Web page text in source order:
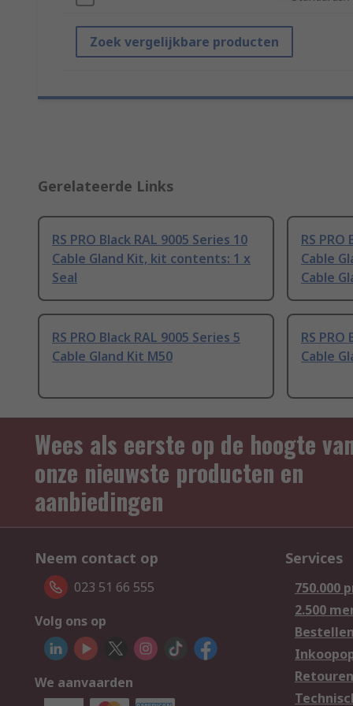
Zoek vergelijkbare producten
Gerelateerde Links
RS PRO Black RAL 9005 Series 10
Cable Gland Kit, kit contents: 1 x
Seal
RS PRO
Cable
Cable
RS PRO Black RAL 9005 Series 5
Cable Gland Kit M50
RS PRO
Cable
Wees als eerste op de hoogte
onze nieuwste producten en
aanbiedingen
Neem contact op
023 51 66 555
Volg ons op
We aanvaarden
Services
750.000
2.500
Bestellen
Retouren